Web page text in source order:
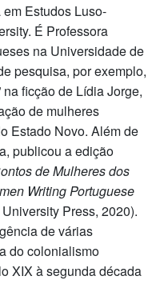
Estudos Luso-
É Professora
na Universidade de
pesquisa, por exemplo,
na ficção de Lídia Jorge,
de mulheres
Estado Novo. Além de
publicou a edição
de Mulheres dos
Writing Portuguese
Press, 2020).
de várias
do colonialismo
XIX à segunda década